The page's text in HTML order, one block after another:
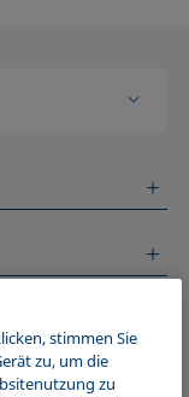
stimmen Sie
zu, um die
zu